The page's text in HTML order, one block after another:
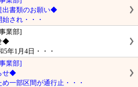
出書類のお願い◆
され・・・
業部]
◆
年1月4日・・・
業部]
せ◆
一部区間が通行止・・・